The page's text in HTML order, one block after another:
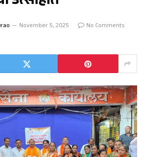
November 5, 2025
No Comments